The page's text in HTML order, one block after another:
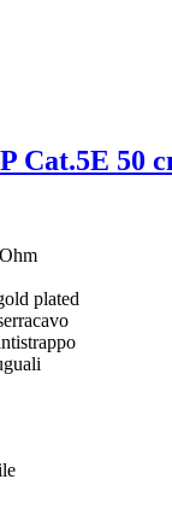
Cat.5E 50
plated